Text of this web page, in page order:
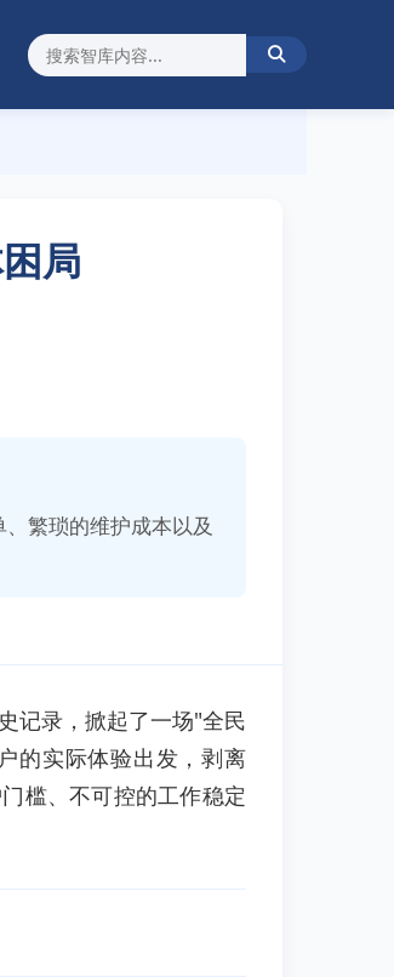
局
繁琐的维护成本以及
记录，掀起了一场"全民
的实际体验出发，剥离
槛、不可控的工作稳定